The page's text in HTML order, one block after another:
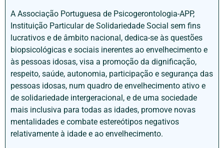
A Associação Portuguesa de Psicogerontologia-APP,
Instituição Particular de Solidariedade Social sem fins
lucrativos e de âmbito nacional, dedica-se às questões
biopsicológicas e sociais inerentes ao envelhecimento e
às pessoas idosas, visa a promoção da dignificação,
respeito, saúde, autonomia, participação e segurança das
pessoas idosas, num quadro de envelhecimento ativo e
de solidariedade intergeracional, e de uma sociedade
mais inclusiva para todas as idades, promove novas
mentalidades e combate estereótipos negativos
relativamente à idade e ao envelhecimento.